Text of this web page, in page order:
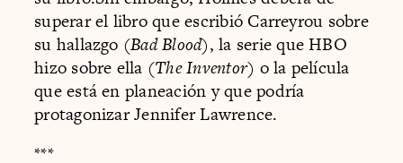
superar el libro que escribió Carreyrou sobre
su hallazgo (Bad Blood), la serie que HBO
hizo sobre ella (The Inventor) o la película
que está en planeación y que podría
protagonizar Jennifer Lawrence.
***